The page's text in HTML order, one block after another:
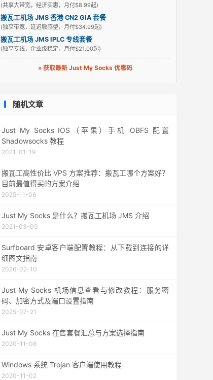
(共享大带宽，经济实惠，月付$8.99起)
搬瓦工机场 JMS 香港 CN2 GIA 套餐
(独享带宽，延迟敏感型，月付$34.99起)
搬瓦工机场 JMS IPLC 专线套餐
(独享专线，企业级稳定，月付$21.00起)
» 获取最新 Just My Socks 优惠码
随机文章
Just My Socks IOS（苹果）手机 OBFS 配置
Shadowsocks 教程
2021-01-19
搬瓦工高性价比 VPS 方案推荐：搬瓦工哪个方案好？
目前最值得买的方案介绍
2025-11-06
Just My Socks 是什么？搬瓦工机场 JMS 介绍
2021-03-09
Surfboard 安卓客户端配置教程：从下载到连接的详
细图文指南
2026-02-10
Just My Socks 机场信息查看与修改教程：服务密
码、加密方式及端口设置指南
2025-07-21
Just My Socks 在售套餐汇总与方案选择指南
2020-11-08
Windows 系统 Trojan 客户端使用教程
2020-11-02